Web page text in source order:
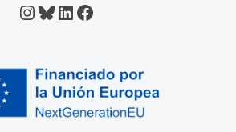
Instagram
Bluesky
LinkedIn
Facebook